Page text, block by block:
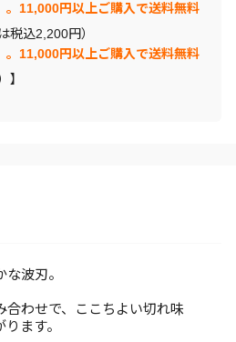
。11,000円以上ご購入で送料無料
税込2,200円）
。11,000円以上ご購入で送料無料
】
波刃。
合わせで、ここちよい切れ味
ます。